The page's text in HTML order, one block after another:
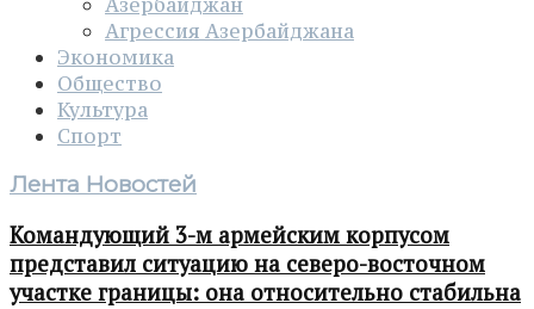
Агрессия Азербайджана
Экономика
Общество
Культура
Спорт
Лента Новостей
Командующий 3-м армейским корпусом
представил ситуацию на северо-восточном
участке границы: она относительно стабильна